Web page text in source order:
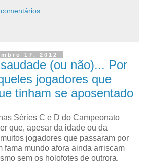
17, 2012
(ou não)... Por
jogadores que
tinham se aposentado
Séries C e D do Campeonato
que, apesar da idade ou da
jogadores que passaram por
fama mundo afora ainda arriscam
sem os holofotes de outrora.